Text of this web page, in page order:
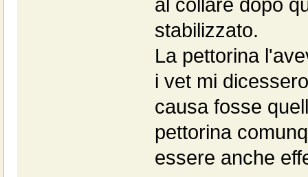
al collare dopo
stabilizzato.
La pettorina
i vet mi
causa fosse
pettorina
essere anche